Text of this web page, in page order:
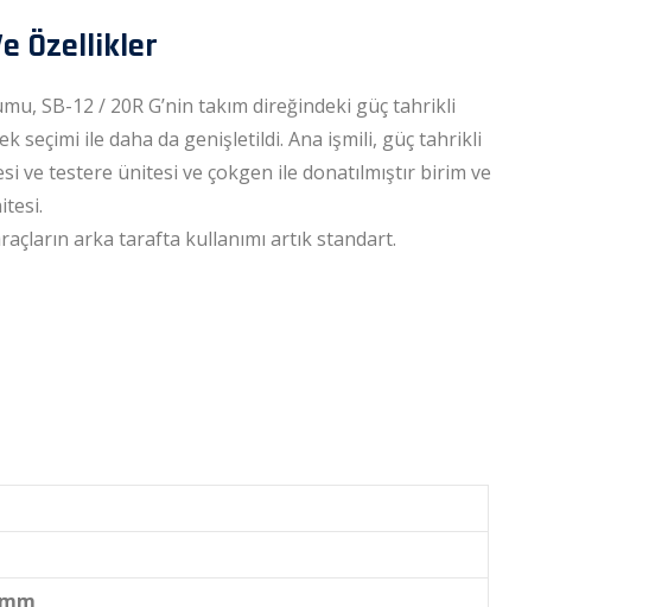
Özellikler
SB-12 / 20R G’nin takım direğindeki güç tahrikli
seçimi ile daha da genişletildi. Ana işmili, güç tahrikli
ve testere ünitesi ve çokgen ile donatılmıştır birim ve
arka tarafta kullanımı artık standart.